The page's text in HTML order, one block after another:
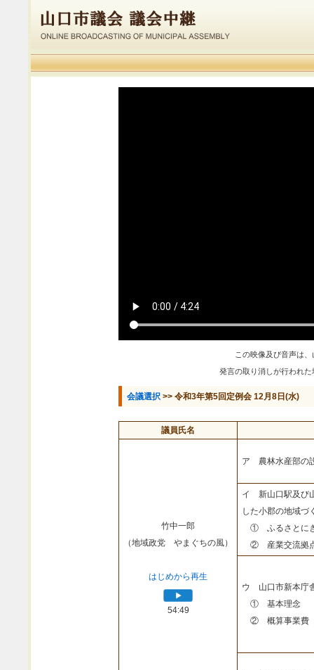
この映像及び音声は
発言の取り消しが行われ
会議選択 >> 令和3年第5回定例会 12月8日(水)
議員氏名
竹中一郎
（地域政党 やまぐちの風）
はじめから再生
54:49
ア 農林水産部の
イ 新山口駅及び
した小郡の地域づ
① ふるさとにぎ
② 産業交流拠点
ウ 山口市新本庁
① 基本理念
② 概算事業費